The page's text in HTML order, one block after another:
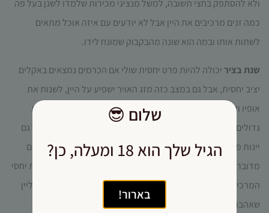
ולא להסתפק בחצי תשובה, למשל מנציגי מכירות שלמדו לשנן בעל פה
כמה זנים מרכיבים את היין אבל לא יודעים עם איזה אוכל מתאים
לשתות אותו ובמה הוא שונה מהבקבוק שמונח לידו.
שנת בציריכולה להיות פרט יחסית שולי אם הכרמים נמצאים באקלים
יציב יחסית, אבל גם במצב כזה מזג האויר ישפיע על היין, לשנות את
אופיו ולאתגר את היינן ששואף ליצור יין שלם בכל מצב נתון. ליינות
גדולים (ויקרים) יש שנות בציר מובחרות וכאלה שהיו "בסדר", אבל גם
יינות פשוטים עשויים לשנות את אופיים באופן ניכר משנה לשנה. אם
מדובר ביין ממסך (בלנד שנוצר ממספר זנים) היינן עשוי לשנות את יחסי
המרכיבים וכך גם את הטעם. אז כדאי לזכור איזו שנת בציר היתה ליין
שאהבתם במיוחד.
שלום 😎
הגיל שלך הוא 18 ומעלה, כן?
בארור!